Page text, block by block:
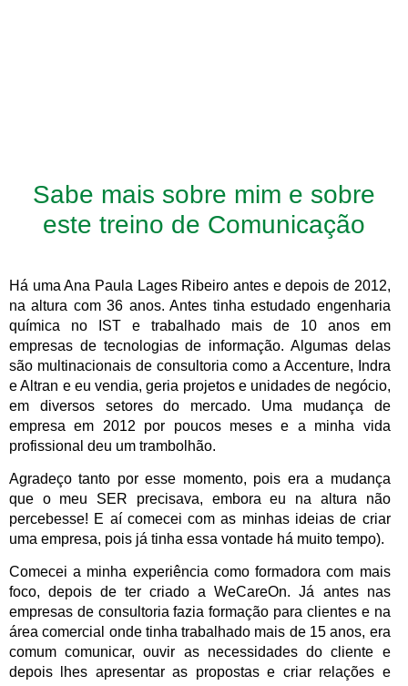
Sabe mais sobre mim e sobre
este treino de Comunicação
Há uma Ana Paula Lages Ribeiro antes e depois de 2012,
na altura com 36 anos. Antes tinha estudado engenharia
química no IST e trabalhado mais de 10 anos em
empresas de tecnologias de informação. Algumas delas
são multinacionais de consultoria como a Accenture, Indra
e Altran e eu vendia, geria projetos e unidades de negócio,
em diversos setores do mercado. Uma mudança de
empresa em 2012 por poucos meses e a minha vida
profissional deu um trambolhão.
Agradeço tanto por esse momento, pois era a mudança
que o meu SER precisava, embora eu na altura não
percebesse! E aí comecei com as minhas ideias de criar
uma empresa, pois já tinha essa vontade há muito tempo).
Comecei a minha experiência como formadora com mais
foco, depois de ter criado a WeCareOn. Já antes nas
empresas de consultoria fazia formação para clientes e na
área comercial onde tinha trabalhado mais de 15 anos, era
comum comunicar, ouvir as necessidades do cliente e
depois lhes apresentar as propostas e criar relações e